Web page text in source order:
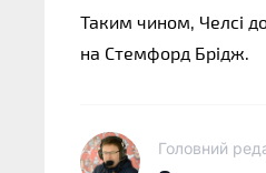
Таким чином, Челсі
на Стемфорд Брідж.
Головний